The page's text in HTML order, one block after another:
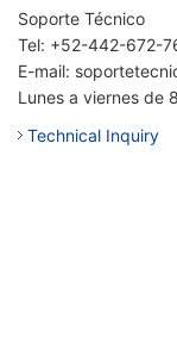
Soporte Técnico
Tel: +52-442-672-
E-mail:
Lunes a viernes de
Technical Inquiry